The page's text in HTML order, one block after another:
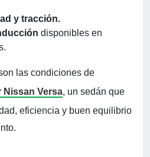
y tracción.
disponibles en
las condiciones de
Nissan Versa, un sedán que
eficiencia y buen equilibrio